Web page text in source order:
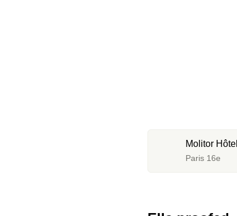
Molitor
Paris 16e